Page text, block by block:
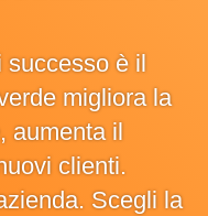
successo è il
migliora la
aumenta il
clienti.
Scegli la